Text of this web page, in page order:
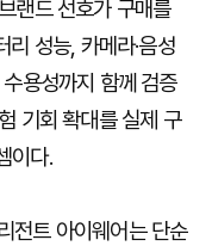
랜드 선호가 구매를
성능, 카메라·음성
용성까지 함께 검증
기회 확대를 실제 구
이다.
전트 아이웨어는 단순